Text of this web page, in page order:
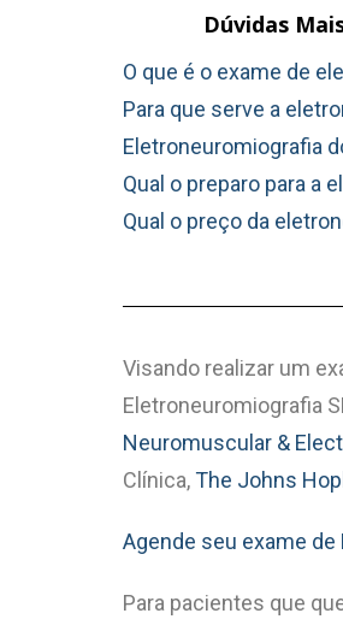
Dúvidas
O que é o exame de
Para que serve a
Eletroneuromiografia
Qual o preparo para a
Qual o preço da
Visando realizar um
Eletroneuromiografia
Neuromuscular &
Clínica,The Johns
Agende seu exame
Para pacientes que